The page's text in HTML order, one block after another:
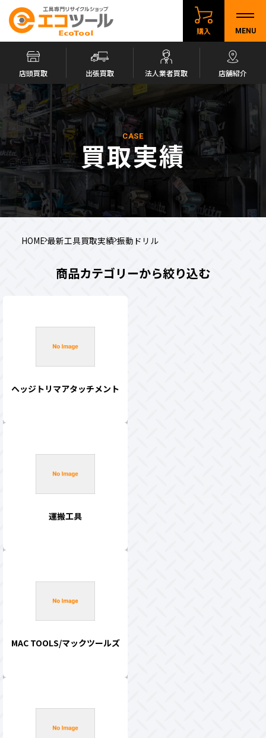
購入 MENU
店頭買取 出張買取 法人業者買取 店舗紹介
CASE
買取実績
HOME 最新工具買取実績 振動ドリル
商品カテゴリーから絞り込む
ヘッジトリマアタッチメント
運搬工具
MAC TOOLS/マックツールズ